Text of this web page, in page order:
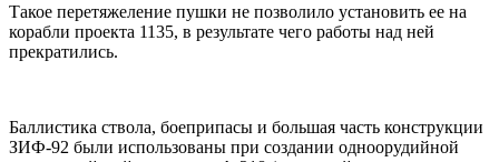
Такое перетяжеление пушки не позволило установить ее на
корабли проекта 1135, в результате чего работы над ней
прекратились.
Баллистика ствола, боеприпасы и большая часть конструкции
ЗИФ-92 были использованы при создании одноорудийной